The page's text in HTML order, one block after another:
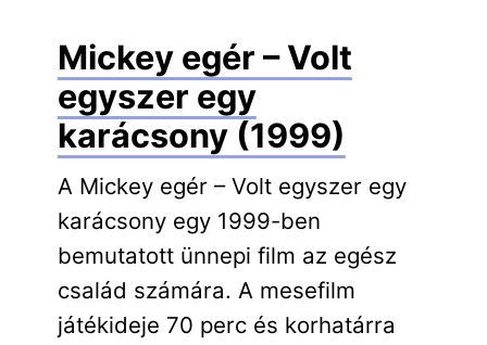
Mickey egér – Volt
egyszer egy
karácsony (1999)
A Mickey egér – Volt egyszer egy
karácsony egy 1999-ben
bemutatott ünnepi film az egész
család számára. A mesefilm
játékideje 70 perc és korhatárra